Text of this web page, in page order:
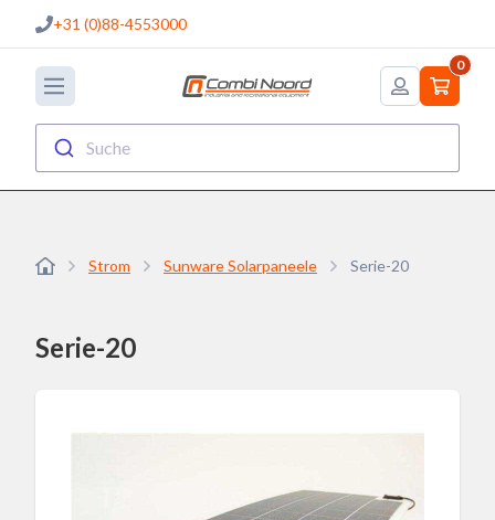
+31 (0)88-4553000
0
Suche
Strom Sunware Solarpaneele Serie-20
Serie-20